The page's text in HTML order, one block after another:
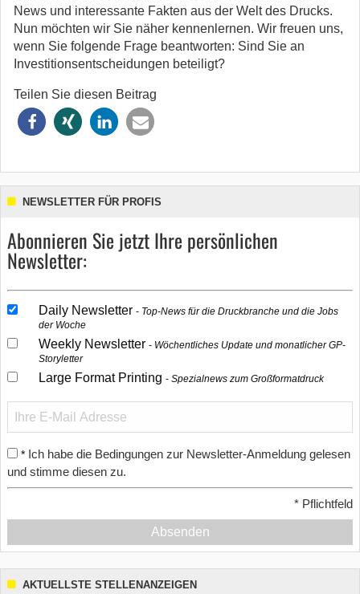
News und interessante Fakten aus der Welt des Drucks.
Nun möchten wir Sie näher kennenlernen. Wir freuen uns,
wenn Sie folgende Frage beantworten: Sind Sie an
Investitionsentscheidungen beteiligt?
Teilen Sie diesen Beitrag
NEWSLETTER FÜR PROFIS
Abonnieren Sie jetzt Ihre persönlichen
Newsletter:
Daily Newsletter
Top-News für die Druckbranche und die Jobs
der Woche
Weekly Newsletter
Wöchentliches Update und monatlicher GP-
Storyletter
Large Format Printing Spezialnews zum Großformatdruck
* Ich habe die Bedingungen zur Newsletter-Anmeldung gelesen
und stimme diesen zu.
* Pflichtfeld
Absenden
AKTUELLSTE STELLENANZEIGEN